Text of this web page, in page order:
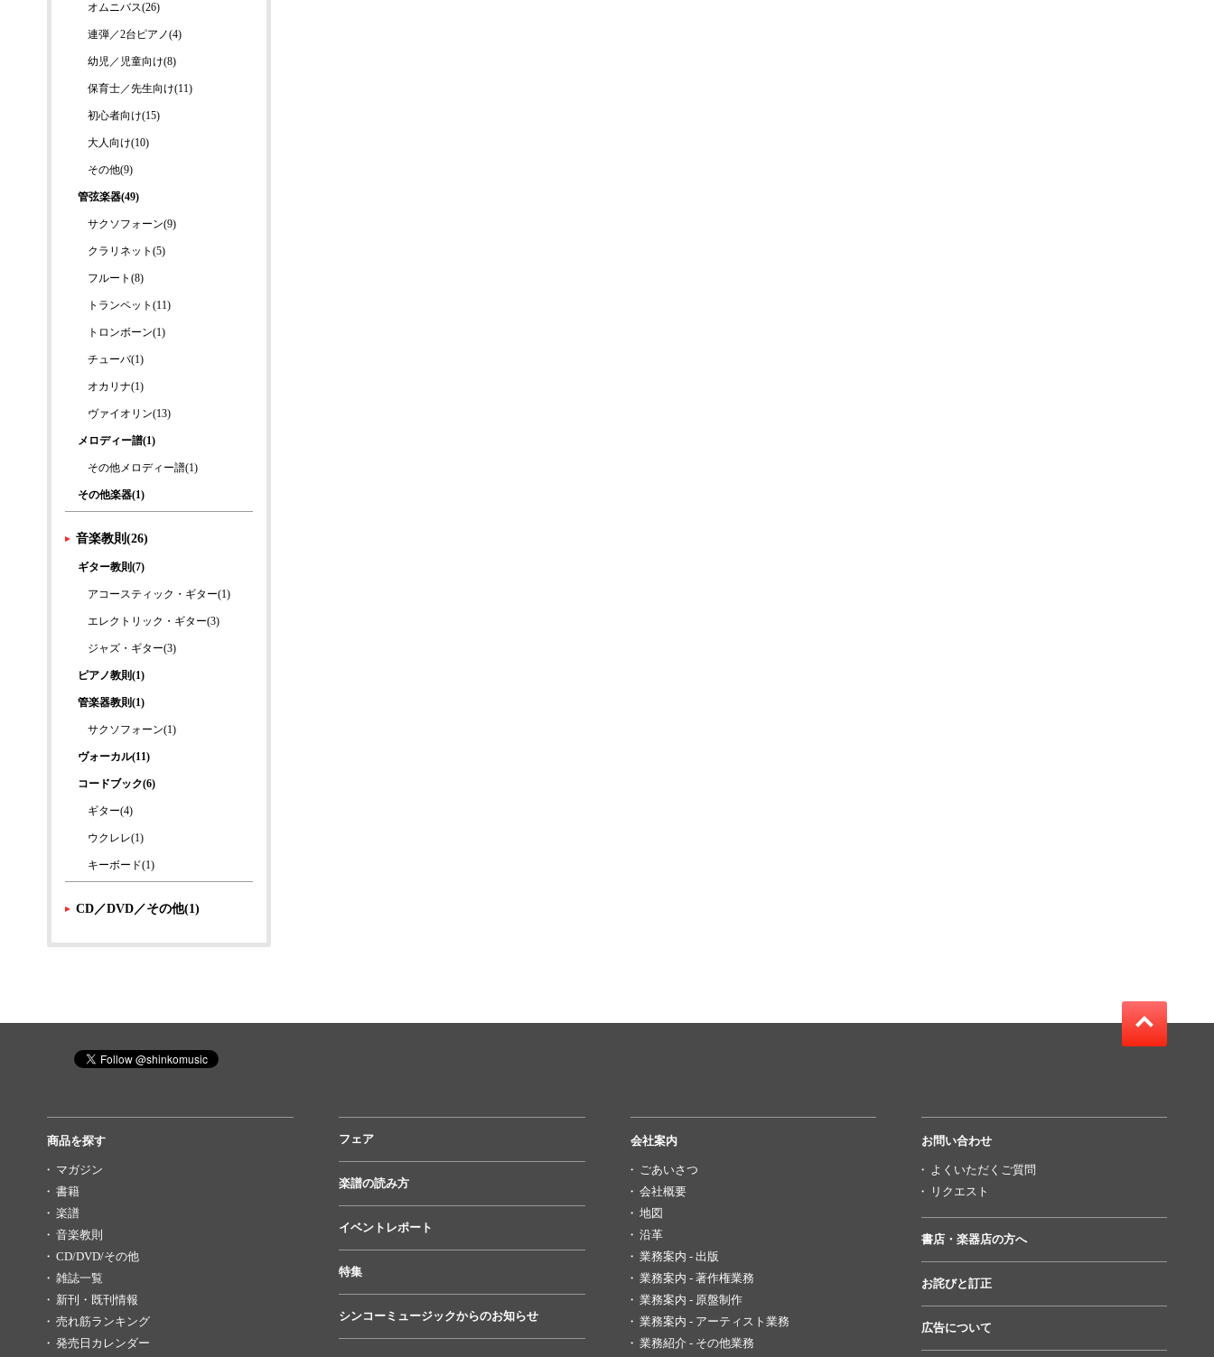
オムニバス(26)
連弾／2台ピアノ(4)
幼児／児童向け(8)
保育士／先生向け(11)
初心者向け(15)
大人向け(10)
その他(9)
管弦楽器(49)
サクソフォーン(9)
クラリネット(5)
フルート(8)
トランペット(11)
トロンボーン(1)
チューバ(1)
オカリナ(1)
ヴァイオリン(13)
メロディー譜(1)
その他メロディー譜(1)
その他楽器(1)
音楽教則(26)
ギター教則(7)
アコースティック・ギター(1)
エレクトリック・ギター(3)
ジャズ・ギター(3)
ピアノ教則(1)
管楽器教則(1)
サクソフォーン(1)
ヴォーカル(11)
コードブック(6)
ギター(4)
ウクレレ(1)
キーボード(1)
CD／DVD／その他(1)
商品を探す
マガジン
書籍
楽譜
音楽教則
CD/DVD/その他
雑誌一覧
新刊・既刊情報
売れ筋ランキング
発売日カレンダー
フェア
楽譜の読み方
イベントレポート
特集
シンコーミュージックからのお知らせ
会社案内
ごあいさつ
会社概要
地図
沿革
業務案内 - 出版
業務案内 - 著作権業務
業務案内 - 原盤制作
業務案内 - アーティスト業務
業務紹介 - その他業務
お問い合わせ
よくいただくご質問
リクエスト
書店・楽器店の方へ
お詫びと訂正
広告について